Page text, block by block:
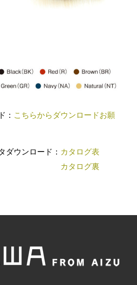
： こちらからダウンロードお願
ダウンロード： カタログ表
カタログ裏